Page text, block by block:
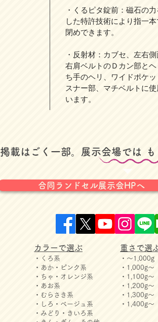
・くるピタ錠前：磁石の
した特許技術により指一
閉めできます。
・反射材：カブセ、左右
右肩ベルトのＤカン部と
ち手のヘリ、ワイドポケッ
スナー部、マチベルトに使
います。
​掲載はごく一部。展示会場では
合同ランドセル展示会HPへ
カラーで選ぶ
・くろ系
・あか・ピンク系
・ちゃ・オレンジ系
・あお系
・むらさき系
・しろ・ベージュ系
・みどり・きいろ系
重さで選
・～1,000g
・1,000g～
・1,100g～
・1,200g～
・1,300g～
・1,400g～